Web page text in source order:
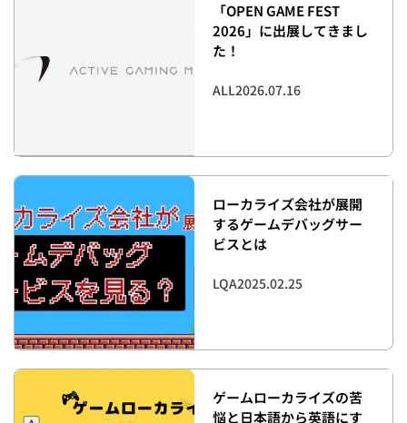
「OPEN GAME FEST
2026」に出展してきまし
た！
ALL2026.07.16
ローカライズ会社が展開
するゲームデバッグサー
ビスとは
LQA2025.02.25
ゲームローカライズの苦
悩と日本語から英語にす